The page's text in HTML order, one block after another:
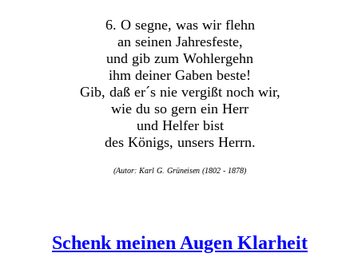
6. O segne, was wir flehn
an seinen Jahresfeste,
und gib zum Wohlergehn
ihm deiner Gaben beste!
Gib, daß er´s nie vergißt noch wir,
wie du so gern ein Herr
und Helfer bist
des Königs, unsers Herrn.
(Autor: Karl G. Grüneisen (1802 - 1878)
Schenk meinen Augen Klarheit